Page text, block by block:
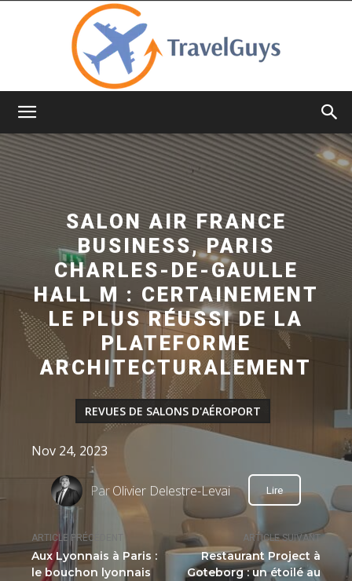
ARTICLE PRÉCÉDENT
Aux Lyonnais à Paris :
le bouchon lyonnais
ARTICLE SUIVANT
Restaurant Project à
Goteborg : un étoilé au
SALON AIR FRANCE
BUSINESS, PARIS
CHARLES-DE-GAULLE
HALL M : CERTAINEMENT
LE PLUS RÉUSSI DE LA
PLATEFORME
ARCHITECTURALEMENT
REVUES DE SALONS D'AÉROPORT
Nov 24, 2023
ParOlivier Delestre-Levai Lire